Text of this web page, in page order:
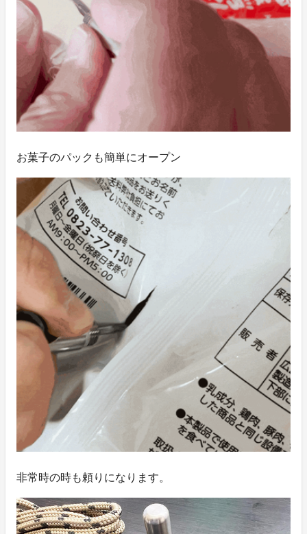
お菓子のパックも簡単にオープン
非常時の時も頼りになります。